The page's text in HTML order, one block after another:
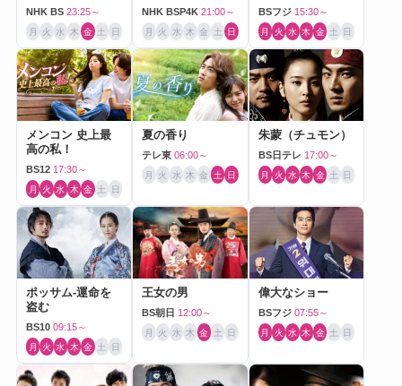
NHK BS 23:25～
月 火 水 木 金 土 日
NHK BSP4K 21:00～
月 火 水 木 金 土 日
BSフジ 15:30～
月 火 水 木 金 土 日
メンコン 史上最
高の私！
BS12 17:30～
月 火 水 木 金 土 日
夏の香り
テレ東 06:00～
月 火 水 木 金 土 日
朱蒙（チュモン）
BS日テレ 17:00～
月 火 水 木 金 土 日
ポッサム-運命を
盗む
BS10 09:15～
月 火 水 木 金 土 日
王女の男
BS朝日 12:00～
月 火 水 木 金 土 日
偉大なショー
BSフジ 07:55～
月 火 水 木 金 土 日